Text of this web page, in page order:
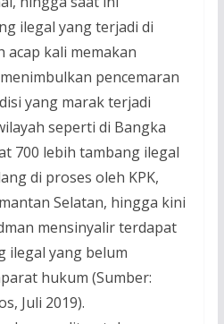
ilegal yang terjadi di
acap kali memakan
pencemaran
yang marak terjadi
seperti di Bangka
700 lebih tambang ilegal
di proses oleh KPK,
Selatan, hingga kini
mensinyalir terdapat
ilegal yang belum
hukum (Sumber:
Juli 2019).